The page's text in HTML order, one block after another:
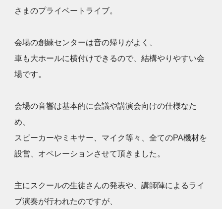
さまのプライベートライブ。
会場の創練センターは音の帰りがよく、
車も大ホールに横付けできるので、結構やりやすい会
場です。
会場の音響は基本的に会議や講演会向けの仕様なた
め、
スピーカーやミキサー、マイク等々、全てのPA機材を
設営、オペレーションさせて頂きました。
主にスクールの生徒さんの発表や、講師陣によるライ
ブ演奏が行われたのですが、